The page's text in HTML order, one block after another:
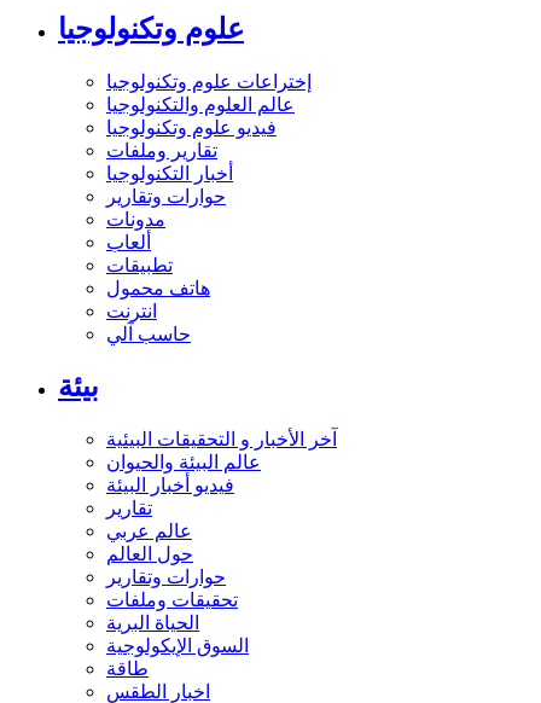
علوم وتكنولوجيا
إختراعات علوم وتكنولوجيا
عالم العلوم والتكنولوجيا
فيديو علوم وتكنولوجيا
تقارير وملفات
أخبار التكنولوجيا
حوارات وتقارير
مدونات
ألعاب
تطبيقات
هاتف محمول
انترنت
حاسب آلي
بيئة
آخر الأخبار و التحقيقات البيئية
عالم البيئة والحيوان
فيديو أخبار البيئة
تقارير
عالم عربي
حول العالم
حوارات وتقارير
تحقيقات وملفات
الحياة البرية
السوق الإيكولوجية
طاقة
اخبار الطقس